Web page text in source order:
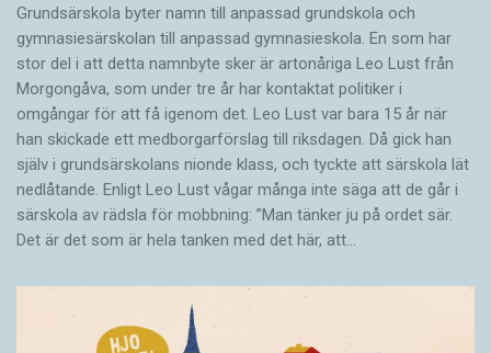
Grundsärskola byter namn till anpassad grundskola och
gymnasiesärskolan till anpassad gymnasieskola. En som har
stor del i att detta namnbyte sker är artonåriga Leo Lust från
Morgongåva, som under tre år har kontaktat politiker i
omgångar för att få igenom det. Leo Lust var bara 15 år när
han skickade ett medborgarförslag till riksdagen. Då gick han
själv i grundsärskolans nionde klass, och tyckte att särskola lät
nedlåtande. Enligt Leo Lust vågar många inte säga att de går i
särskola av rädsla för mobbning: ”Man tänker ju på ordet sär.
Det är det som är hela tanken med det här, att…